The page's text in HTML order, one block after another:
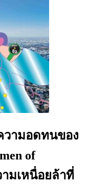
วามอดทนของ
of
ามเหนื่อยล้าที่